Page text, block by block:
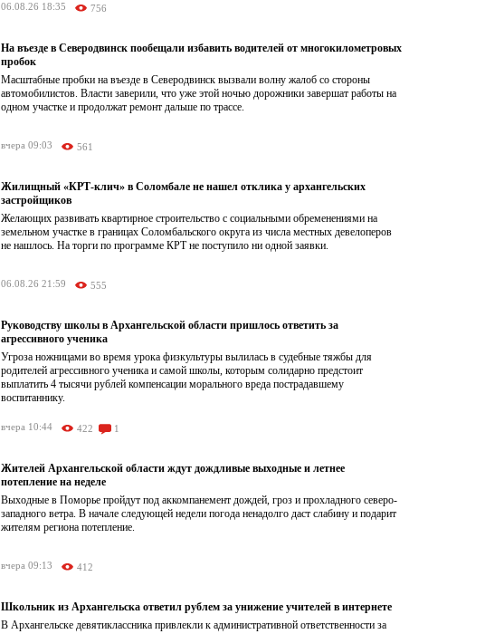
06.08.26 18:35 756
На въезде в Северодвинск пообещали избавить водителей от многокилометровых
пробок
Масштабные пробки на въезде в Северодвинск вызвали волну жалоб со стороны
автомобилистов. Власти заверили, что уже этой ночью дорожники завершат работы на
одном участке и продолжат ремонт дальше по трассе.
вчера 09:03 561
Жилищный «КРТ-клич» в Соломбале не нашел отклика у архангельских
застройщиков
Желающих развивать квартирное строительство с социальными обременениями на
земельном участке в границах Соломбальского округа из числа местных девелоперов
не нашлось. На торги по программе КРТ не поступило ни одной заявки.
06.08.26 21:59 555
Руководству школы в Архангельской области пришлось ответить за
агрессивного ученика
Угроза ножницами во время урока физкультуры вылилась в судебные тяжбы для
родителей агрессивного ученика и самой школы, которым солидарно предстоит
выплатить 4 тысячи рублей компенсации морального вреда пострадавшему
воспитаннику.
вчера 10:44 422 1
Жителей Архангельской области ждут дождливые выходные и летнее
потепление на неделе
Выходные в Поморье пройдут под аккомпанемент дождей, гроз и прохладного северо-
западного ветра. В начале следующей недели погода ненадолго даст слабину и подарит
жителям региона потепление.
вчера 09:13 412
Школьник из Архангельска ответил рублем за унижение учителей в интернете
В Архангельске девятиклассника привлекли к административной ответственности за